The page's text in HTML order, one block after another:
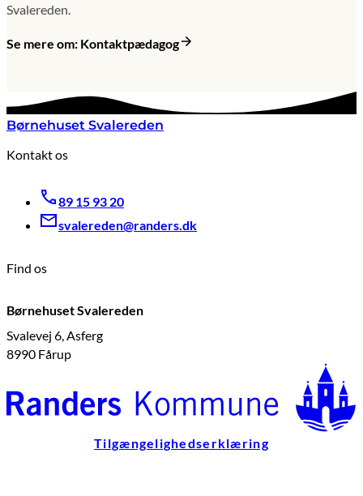
Svalereden.
Se mere om: Kontaktpædagog
Børnehuset Svalereden
Kontakt os
89 15 93 20
svalereden@randers.dk
Find os
Børnehuset Svalereden
Svalevej 6, Asferg
8990 Fårup
Tilgængelighedserklæring